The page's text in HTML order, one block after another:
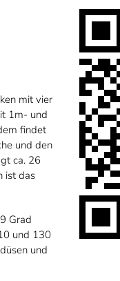
mit vier
1m- und
findet
und den
ca. 26
ist das
Grad
und 130
und